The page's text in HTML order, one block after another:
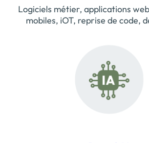
Logiciels métier, applications
mobiles, iOT, reprise de code,